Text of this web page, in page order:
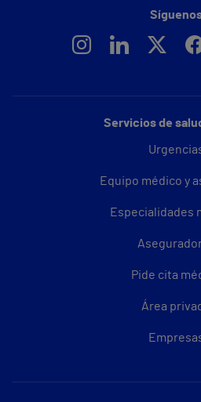
Servicios de
Equipo médico y
Especialidades
Pide cita
Área